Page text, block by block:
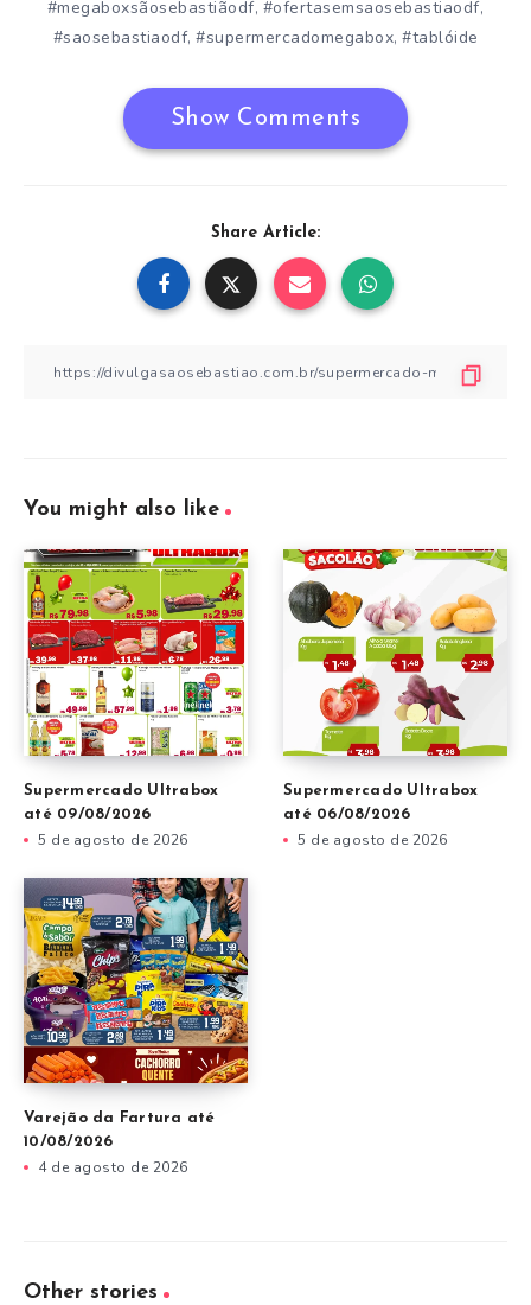
#megaboxsãosebastiãodf, #ofertasemsaosebastiaodf,
#saosebastiaodf, #supermercadomegabox, #tablóide
Show Comments
Share Article:
You might also like
Supermercado Ultrabox
até 09/08/2026
5 de agosto de 2026
Supermercado Ultrabox
até 06/08/2026
5 de agosto de 2026
Varejão da Fartura até
10/08/2026
4 de agosto de 2026
Other stories